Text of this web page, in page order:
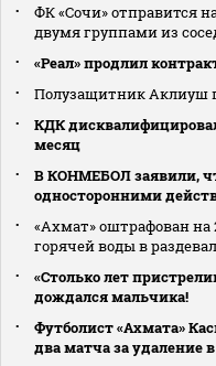
ФК «Сочи» отправится
двумя группами из
«Реал» продлил
Полузащитник Аклиуш
КДК
месяц
В КОНМЕБОЛ заявили,
односторонними
«Ахмат» оштрафован на
горячей воды в
«Столько лет
дождался мальчика!
Футболист «Ахмата»
два матча за удаление